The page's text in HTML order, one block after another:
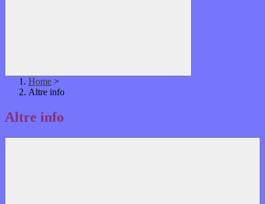
Home >
Altre info
Altre info